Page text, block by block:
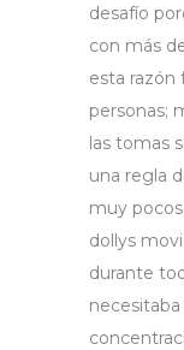
desafío
con más
esta razón
personas;
las tomas
una regla
muy
dollys
durante